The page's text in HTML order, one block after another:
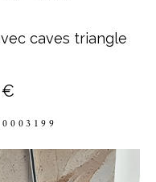
caves triangle
€